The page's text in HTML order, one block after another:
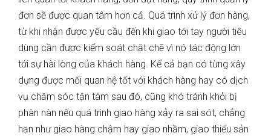
đơn sẽ được quan tâm hơn cả. Quá trình xử lý đơn hàng,
từ khi nhận được yêu cầu đến khi giao tới tay người tiêu
dùng cần được kiểm soát chặt chẽ vì nó tác động lớn
tới sự hài lòng của khách hàng. Kể cả bạn có từng xây
dựng được mối quan hệ tốt với khách hàng hay có dịch
vụ chăm sóc tận tâm sau đó, cũng khó tránh khỏi bị
phàn nàn nếu quá trình giao hàng xảy ra sai sót, chẳng
hạn như giao hàng chậm hay giao nhầm, giao thiếu sản